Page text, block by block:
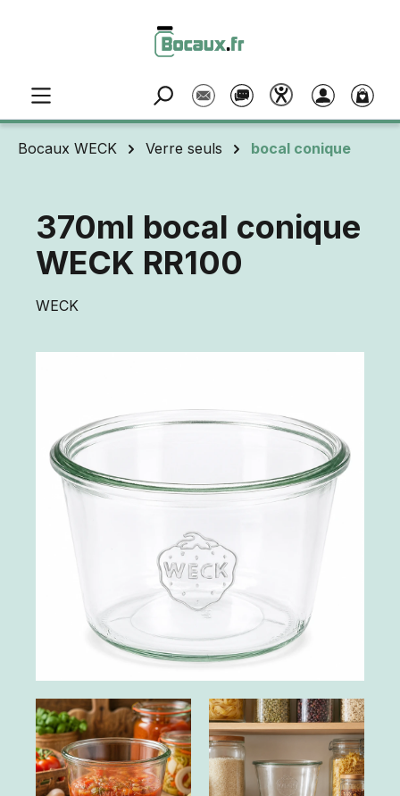
Bocaux WECK Verre seuls bocal conique
370ml bocal conique
WECK RR100
WECK